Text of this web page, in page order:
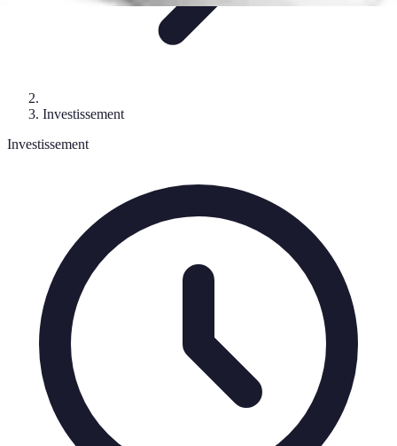
Investissement
Investissement